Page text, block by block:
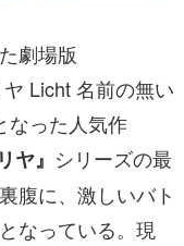
劇場版
Licht 名前の無い
なった人気作
』 シリーズの最
腹に、激しいバト
なっている。現